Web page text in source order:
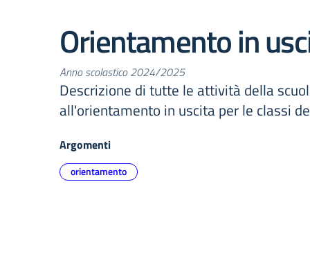
Orientamento in
Anno scolastico 2024/2025
Descrizione di tutte le attività della
all'orientamento in uscita per le classi
Argomenti
orientamento